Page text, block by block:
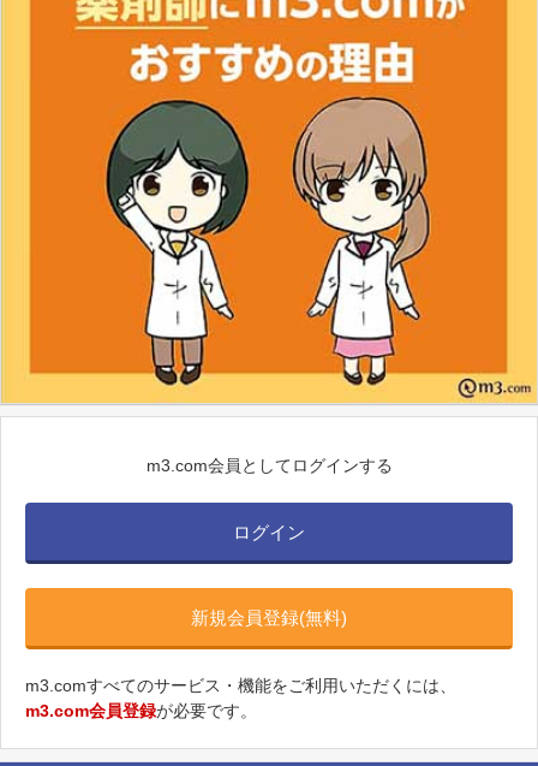
m3.com会員としてログインする
ログイン
新規会員登録(無料)
m3.comすべてのサービス・機能をご利用いただくには、
m3.com会員登録が必要です。